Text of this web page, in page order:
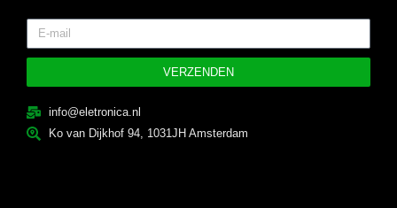
VERZENDEN
info@eletronica.nl
Ko van Dijkhof 94, 1031JH Amsterdam